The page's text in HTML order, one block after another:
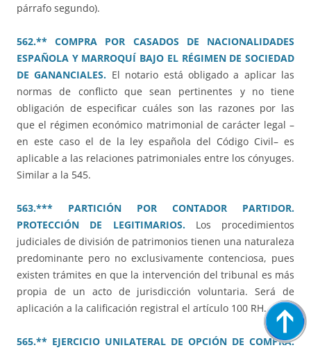
párrafo segundo).
562.** COMPRA POR CASADOS DE NACIONALIDADES
ESPAÑOLA Y MARROQUÍ BAJO EL RÉGIMEN DE SOCIEDAD
DE GANANCIALES. El notario está obligado a aplicar las
normas de conflicto que sean pertinentes y no tiene
obligación de especificar cuáles son las razones por las
que el régimen económico matrimonial de carácter legal –
en este caso el de la ley española del Código Civil– es
aplicable a las relaciones patrimoniales entre los cónyuges.
Similar a la 545.
563.*** PARTICIÓN POR CONTADOR PARTIDOR.
PROTECCIÓN DE LEGITIMARIOS.Los procedimientos
judiciales de división de patrimonios tienen una naturaleza
predominante pero no exclusivamente contenciosa, pues
existen trámites en que la intervención del tribunal es más
propia de un acto de jurisdicción voluntaria. Será de
aplicación a la calificación registral el artículo 100 RH.
565.** EJERCICIO UNILATERAL DE OPCIÓN DE COMPRA.